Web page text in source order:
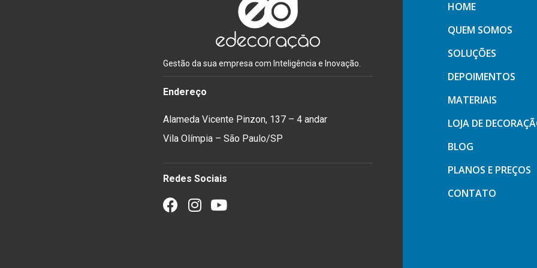
Gestão da sua empresa com Inteligência e Inovação.
Endereço
Alameda Vicente Pinzon, 137 – 4 andar
Vila Olímpia – São Paulo/SP
Redes Sociais
HOME
QUEM SOMOS
SOLUÇÕES
DEPOIMENTOS
MATERIAIS
LOJA DE
BLOG
PLANOS E PREÇOS
CONTATO